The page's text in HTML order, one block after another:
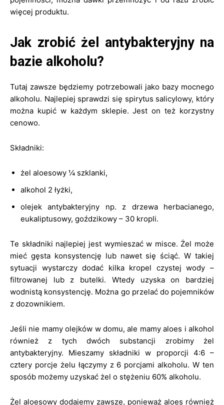
więcej produktu.
Jak zrobić żel antybakteryjny na
bazie alkoholu?
Tutaj zawsze będziemy potrzebowali jako bazy mocnego
alkoholu. Najlepiej sprawdzi się spirytus salicylowy, który
można kupić w każdym sklepie. Jest on też korzystny
cenowo.
Składniki:
żel aloesowy ¼ szklanki,
alkohol 2 łyżki,
olejek antybakteryjny np. z drzewa herbacianego,
eukaliptusowy, goździkowy – 30 kropli.
Te składniki najlepiej jest wymieszać w misce. Żel może
mieć gęsta konsystencję lub nawet się ściąć. W takiej
sytuacji wystarczy dodać kilka kropel czystej wody –
filtrowanej lub z butelki. Wtedy uzyska on bardziej
wodnistą konsystencję. Można go przelać do pojemników
z dozownikiem.
Jeśli nie mamy olejków w domu, ale mamy aloes i alkohol
również z tych dwóch substancji zrobimy żel
antybakteryjny. Mieszamy składniki w proporcji 4:6 –
cztery porcje żelu łączymy z 6 porcjami alkoholu. W ten
sposób możemy uzyskać żel o stężeniu 60% alkoholu.
Żel aloesowy dodajemy zawsze, ponieważ aloes również